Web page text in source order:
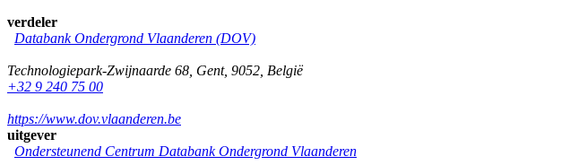
verdeler
Databank Ondergrond Vlaanderen (DOV)
Technologiepark-Zwijnaarde 68 Gent, 9052 België
+32 9 240 75 00
https://www.dov.vlaanderen.be
uitgever
Ondersteunend Centrum Databank Ondergrond Vlaanderen